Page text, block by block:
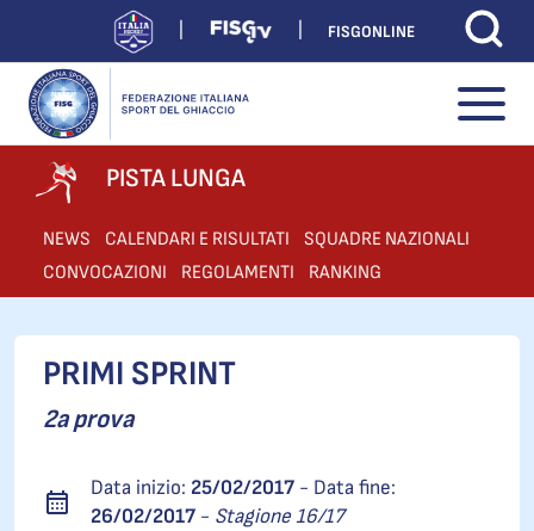
FISGONLINE
PISTA LUNGA
NEWS CALENDARI E RISULTATI
SQUADRE NAZIONALI
CONVOCAZIONI
REGOLAMENTI RANKING
PRIMI SPRINT
2a prova
Data inizio: 25/02/2017 - Data fine:
26/02/2017 - Stagione 16/17